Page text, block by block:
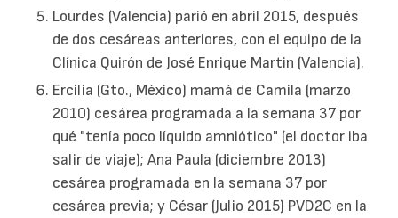
Lourdes (Valencia) parió en abril 2015, después
de dos cesáreas anteriores, con el equipo de la
Clínica Quirón de José Enrique Martin (Valencia).
Ercilia (Gto., México) mamá de Camila (marzo
2010) cesárea programada a la semana 37 por
qué "tenía poco líquido amniótico" (el doctor iba
salir de viaje); Ana Paula (diciembre 2013)
cesárea programada en la semana 37 por
cesárea previa; y César (Julio 2015) PVD2C en la